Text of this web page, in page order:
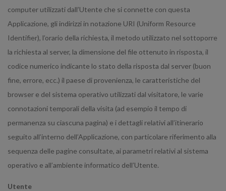
computer utilizzati dall’Utente che si connette con questa
Applicazione, gli indirizzi in notazione URI (Uniform Resource
Identifier), l’orario della richiesta, il metodo utilizzato nel sottoporre
la richiesta al server, la dimensione del file ottenuto in risposta, il
codice numerico indicante lo stato della risposta dal server (buon
fine, errore, ecc.) il paese di provenienza, le caratteristiche del
browser e del sistema operativo utilizzati dal visitatore, le varie
connotazioni temporali della visita (ad esempio il tempo di
permanenza su ciascuna pagina) e i dettagli relativi all’itinerario
seguito all’interno dell’Applicazione, con particolare riferimento alla
sequenza delle pagine consultate, ai parametri relativi al sistema
operativo e all’ambiente informatico dell’Utente.
Utente